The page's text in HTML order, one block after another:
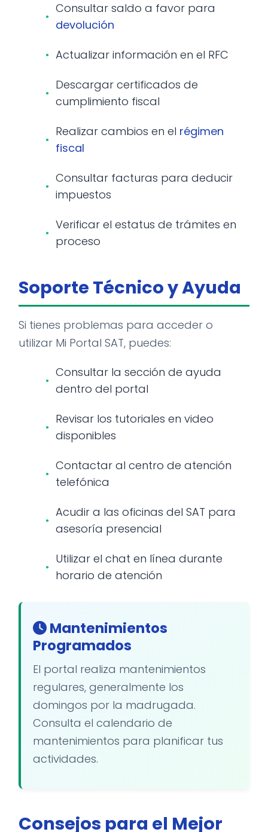
Consultar saldo a favor para
devolución
Actualizar información en el RFC
Descargar certificados de
cumplimiento fiscal
Realizar cambios en el régimen
fiscal
Consultar facturas para deducir
impuestos
Verificar el estatus de trámites en
proceso
Soporte Técnico y Ayuda
Si tienes problemas para acceder o
utilizar Mi Portal SAT, puedes:
Consultar la sección de ayuda
dentro del portal
Revisar los tutoriales en video
disponibles
Contactar al centro de atención
telefónica
Acudir a las oficinas del SAT para
asesoría presencial
Utilizar el chat en línea durante
horario de atención
Mantenimientos
Programados
El portal realiza mantenimientos
regulares, generalmente los
domingos por la madrugada.
Consulta el calendario de
mantenimientos para planificar tus
actividades.
Consejos para el Mejor